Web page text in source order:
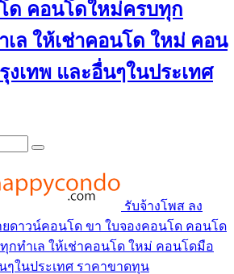
ด คอนโดใหม่ครบทุก
เล ให้เช่าคอนโด ใหม่ คอน
งเทพ และอื่นๆในประเทศ
รับจ้างโพส ลง
ดาวน์คอนโด ขา ใบจองคอนโด คอนโด
กทำเล ให้เช่าคอนโด ใหม่ คอนโดมือ
ๆในประเทศ ราคาขาดทุน